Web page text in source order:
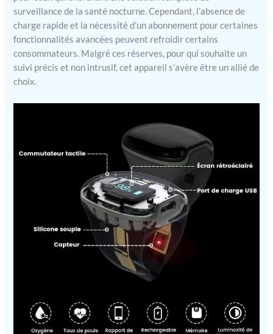
surveillance de la santé nocturne. Cependant, l’absence de
charge rapide et la nécessité d’un abonnement pour certaines
fonctionnalités avancées peuvent refroidir certains
consommateurs. Malgré ces réserves, pour qui souhaite un
suivi précis et non intrusif, cet appareil s’avère être un allié de
choix.